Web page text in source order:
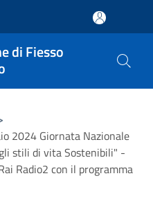
di Fiesso
2024 Giornata Nazionale
stili di vita Sostenibili" -
Radio2 con il programma